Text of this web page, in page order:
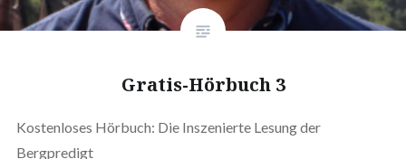
Gratis-Hörbuch 3
Kostenloses Hörbuch: Die Inszenierte Lesung der
Bergpredigt